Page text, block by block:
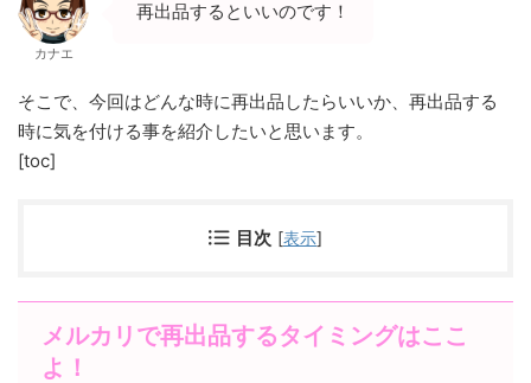
カナエ
再出品するといいのです！
そこで、今回はどんな時に再出品したらいいか、再出品する
時に気を付ける事を紹介したいと思います。
[toc]
目次 [表示]
メルカリで再出品するタイミングはここ
よ！